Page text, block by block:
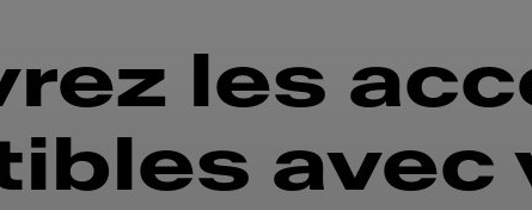
les
avec